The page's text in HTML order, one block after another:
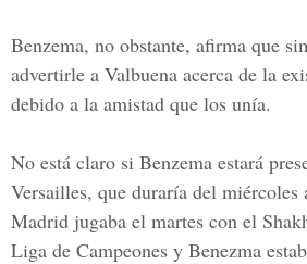
Benzema, no obstante, afirma que
advertirle a Valbuena acerca de la
debido a la amistad que los unía.
No está claro si Benzema estará
Versailles, que duraría del miércoles
Madrid jugaba el martes con el
Liga de Campeones y Benezma